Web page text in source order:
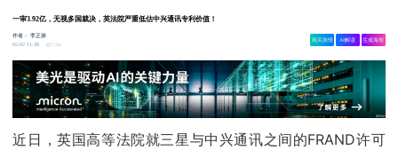
一审3.92亿，无视多国裁决，英法院严重低估中兴通讯专利价值！
作者：李正操
05-02 11:38
7.2w
相关舆情 AI解读 生成海报
近日，英国高等法院就三星与中兴通讯之间的FRAND许可